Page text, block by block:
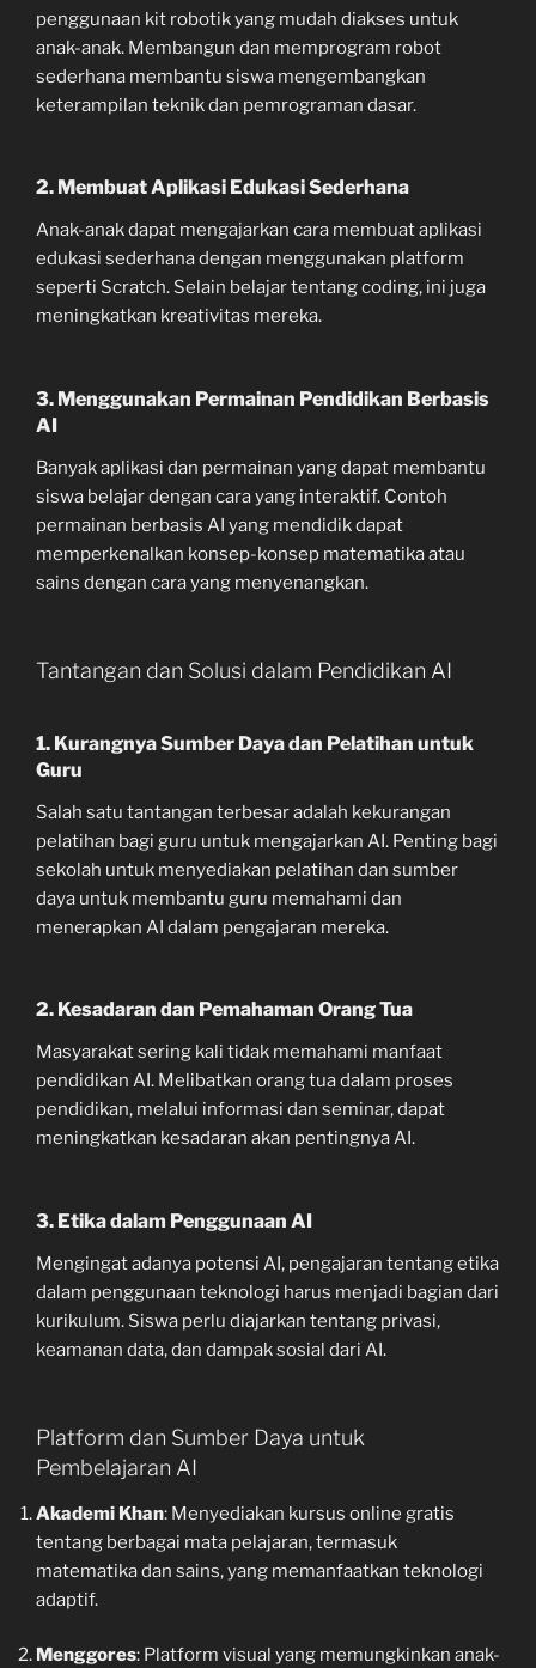
penggunaan kit robotik yang mudah diakses untuk
anak-anak. Membangun dan memprogram robot
sederhana membantu siswa mengembangkan
keterampilan teknik dan pemrograman dasar.
2. Membuat Aplikasi Edukasi Sederhana
Anak-anak dapat mengajarkan cara membuat aplikasi
edukasi sederhana dengan menggunakan platform
seperti Scratch. Selain belajar tentang coding, ini juga
meningkatkan kreativitas mereka.
3. Menggunakan Permainan Pendidikan Berbasis
AI
Banyak aplikasi dan permainan yang dapat membantu
siswa belajar dengan cara yang interaktif. Contoh
permainan berbasis AI yang mendidik dapat
memperkenalkan konsep-konsep matematika atau
sains dengan cara yang menyenangkan.
Tantangan dan Solusi dalam Pendidikan AI
1. Kurangnya Sumber Daya dan Pelatihan untuk
Guru
Salah satu tantangan terbesar adalah kekurangan
pelatihan bagi guru untuk mengajarkan AI. Penting bagi
sekolah untuk menyediakan pelatihan dan sumber
daya untuk membantu guru memahami dan
menerapkan AI dalam pengajaran mereka.
2. Kesadaran dan Pemahaman Orang Tua
Masyarakat sering kali tidak memahami manfaat
pendidikan AI. Melibatkan orang tua dalam proses
pendidikan, melalui informasi dan seminar, dapat
meningkatkan kesadaran akan pentingnya AI.
3. Etika dalam Penggunaan AI
Mengingat adanya potensi AI, pengajaran tentang etika
dalam penggunaan teknologi harus menjadi bagian dari
kurikulum. Siswa perlu diajarkan tentang privasi,
keamanan data, dan dampak sosial dari AI.
Platform dan Sumber Daya untuk
Pembelajaran AI
Akademi Khan: Menyediakan kursus online gratis
tentang berbagai mata pelajaran, termasuk
matematika dan sains, yang memanfaatkan teknologi
adaptif.
Menggores: Platform visual yang memungkinkan anak-